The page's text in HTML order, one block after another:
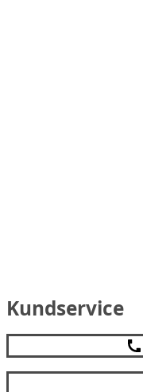
Kundservice